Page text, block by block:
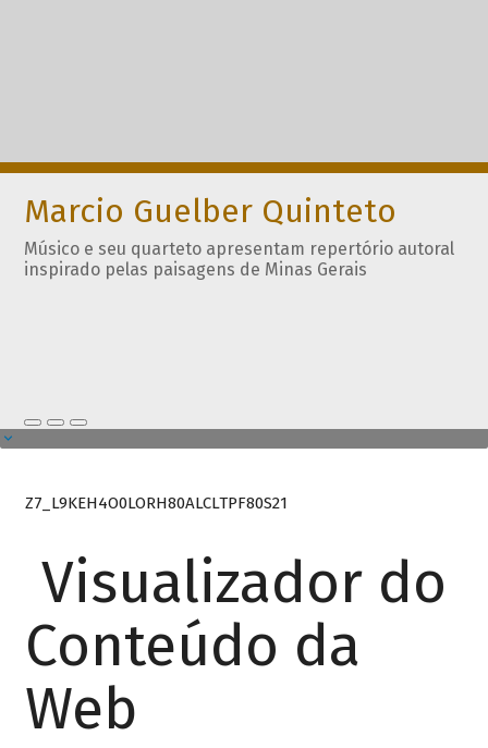
Marcio Guelber Quinteto
Músico e seu quarteto apresentam repertório autoral
inspirado pelas paisagens de Minas Gerais
Z7_L9KEH4O0LORH80ALCLTPF80S21
Visualizador do
Conteúdo da
Web